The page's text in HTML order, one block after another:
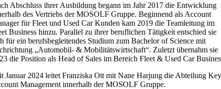
Abschluss ihrer Ausbildung begann im Jahr 2017 die Entwicklung
des Vertriebs der MOSOLF Gruppe. Beginnend als Account
für Fleet und Used Car Kunden kam 2019 die Teamleitung im
Business hinzu. Parallel zu ihrer beruflichen Tätigkeit entschied sie
für ein berufsbegleitendes Studium zum Bachelor of Science mit
„Automobil- & Mobilitätswirtschaft“. Zuletzt übernahm sie
die Position als Head of Sales im Bereich Fleet & Used Car
Januar 2024 leitet Franziska Ott mit Nane Harjung die Abteilung Key
Management innerhalb der MOSOLF Gruppe.